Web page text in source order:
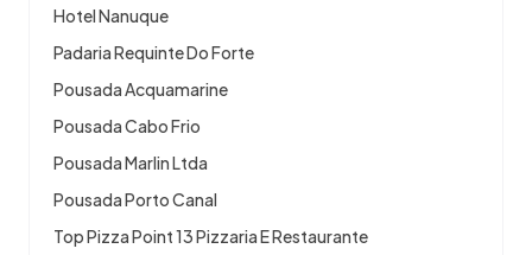
Hotel Nanuque
Padaria Requinte Do Forte
Pousada Acquamarine
Pousada Cabo Frio
Pousada Marlin Ltda
Pousada Porto Canal
Top Pizza Point 13 Pizzaria E Restaurante